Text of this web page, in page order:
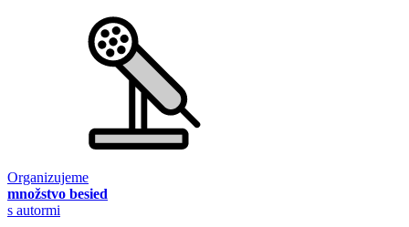
Organizujeme
množstvo besied
s autormi